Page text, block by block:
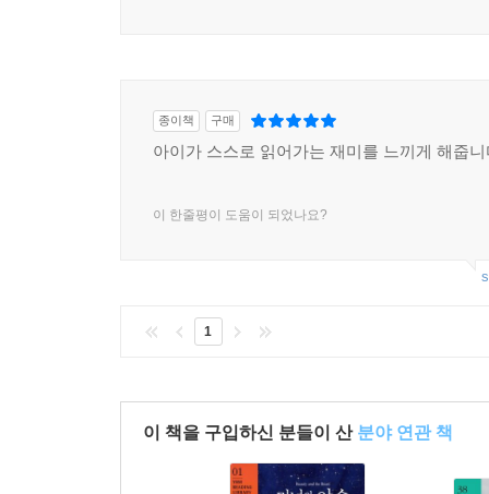
종이책 구매
아이가 스스로 읽어가는 재미를 느끼게 해줍니
이 한줄평이 도움이 되었나요?
1
이 책을 구입하신 분들이 산 분야 연관 책